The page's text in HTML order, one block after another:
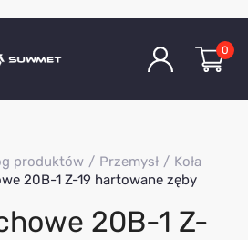
0
produktów Przemysł
Koła
20B-1 Z-19 hartowane zęby
20B-1 Z-